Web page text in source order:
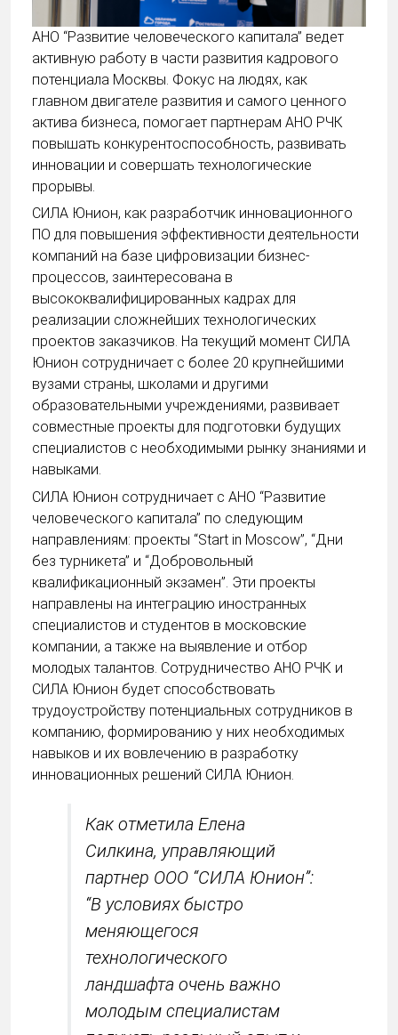
АНО “Развитие человеческого капитала” ведет
активную работу в части развития кадрового
потенциала Москвы. Фокус на людях, как
главном двигателе развития и самого ценного
актива бизнеса, помогает партнерам АНО РЧК
повышать конкурентоспособность, развивать
инновации и совершать технологические
прорывы.
СИЛА Юнион, как разработчик инновационного
ПО для повышения эффективности деятельности
компаний на базе цифровизации бизнес-
процессов, заинтересована в
высококвалифицированных кадрах для
реализации сложнейших технологических
проектов заказчиков. На текущий момент СИЛА
Юнион сотрудничает с более 20 крупнейшими
вузами страны, школами и другими
образовательными учреждениями, развивает
совместные проекты для подготовки будущих
специалистов с необходимыми рынку знаниями и
навыками.
СИЛА Юнион сотрудничает с АНО “Развитие
человеческого капитала” по следующим
направлениям: проекты “Start in Moscow”, “Дни
без турникета” и “Добровольный
квалификационный экзамен”. Эти проекты
направлены на интеграцию иностранных
специалистов и студентов в московские
компании, а также на выявление и отбор
молодых талантов. Сотрудничество АНО РЧК и
СИЛА Юнион будет способствовать
трудоустройству потенциальных сотрудников в
компанию, формированию у них необходимых
навыков и их вовлечению в разработку
инновационных решений СИЛА Юнион.
Как отметила Елена
Силкина, управляющий
партнер ООО “СИЛА Юнион”:
“В условиях быстро
меняющегося
технологического
ландшафта очень важно
молодым специалистам